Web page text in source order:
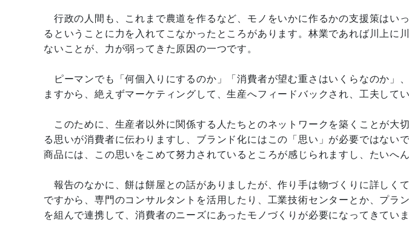
行政の人間も、これまで農道を作るなど、モノをいかに作るかの支援策はい
るということに力を入れてこなかったところがあります。林業であれば川上に
ないことが、力が弱ってきた原因の一つです。
ピーマンでも「何個入りにするのか」「消費者が望む重さはいくらなのか」
ますから、絶えずマーケティングして、生産へフィードバックされ、工夫して
このために、生産者以外に関係する人たちとのネットワークを築くことが大
る思いが消費者に伝わりますし、ブランド化にはこの「思い」が必要ではない
商品には、この思いをこめて努力されているところが感じられますし、たいへ
報告のなかに、餅は餅屋との話がありましたが、作り手は物づくりに詳しく
ですから、専門のコンサルタントを活用したり、工業技術センターとか、プラ
を組んで連携して、消費者のニーズにあったモノづくりが必要になってきていま